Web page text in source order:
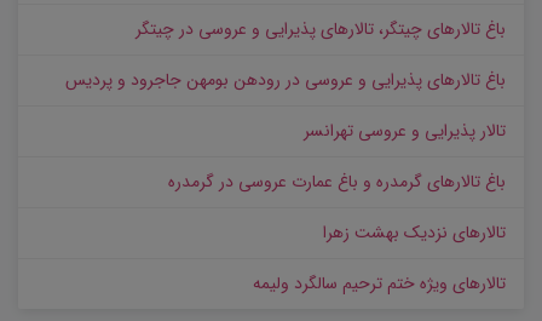
باغ تالارهای چیتگر، تالارهای پذیرایی و عروسی در چیتگر
باغ تالارهای پذیرایی و عروسی در رودهن بومهن جاجرود و پردیس
تالار پذیرایی و عروسی تهرانسر
باغ تالارهای گرمدره و باغ عمارت عروسی در گرمدره
تالارهای نزدیک بهشت زهرا
تالارهای ویژه ختم ترحیم سالگرد ولیمه